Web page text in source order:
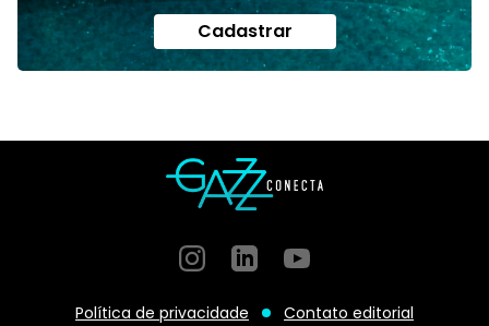
Cadastrar
InstagramGitHubGitHub
Política de privacidade
Contato editorial